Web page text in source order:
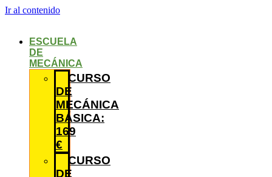
Ir al contenido
ESCUELA
DE
MECÁNICA
CURSO
DE
MECÁNICA
BÁSICA:
169
€
CURSO
DE